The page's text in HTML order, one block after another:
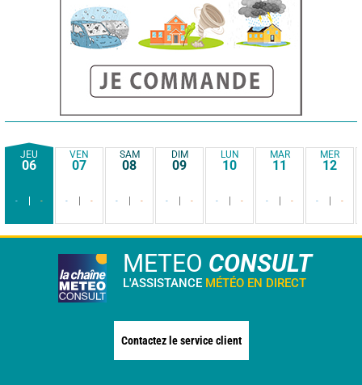
JEU
06
- -
VEN
07
- -
SAM
08
- -
DIM
09
- -
LUN
10
- -
MAR
11
- -
MER
12
- -
METEO CONSULT
L'ASSISTANCE MÉTÉO EN DIRECT
Contactez le service client